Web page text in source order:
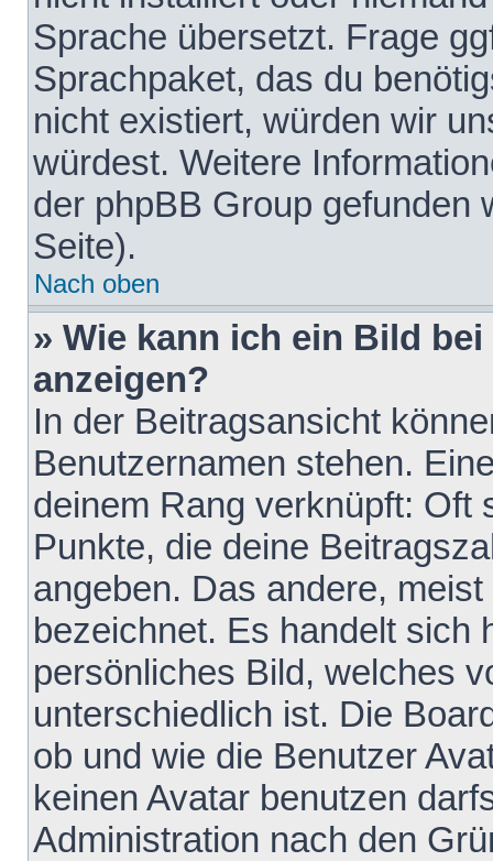
Sprache übersetzt. Frage
Sprachpaket, das du
nicht existiert, würden wir
würdest. Weitere
der phpBB Group gefunden
Seite).
Nach oben
» Wie kann ich ein Bild
anzeigen?
In der Beitragsansicht
Benutzernamen stehen.
deinem Rang verknüpft: Oft
Punkte, die deine
angeben. Das andere,
bezeichnet. Es handelt sich
persönliches Bild, welches
unterschiedlich ist. Die
ob und wie die Benutzer
keinen Avatar benutzen
Administration nach den